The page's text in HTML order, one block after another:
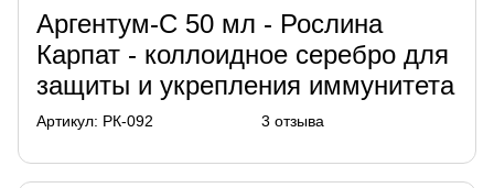
Аргентум-С 50 мл - Рослина
Карпат - коллоидное серебро для
защиты и укрепления иммунитета
Артикул: РК-092 3 отзыва